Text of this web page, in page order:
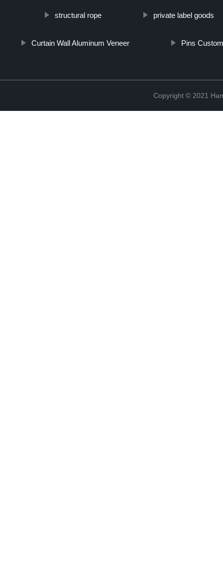
structural rope private label goods
Curtain Wall Aluminum Veneer Pins
Copyright © 2021